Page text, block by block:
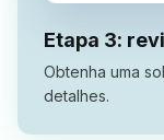
Etapa 3:
Obtenha uma
detalhes.